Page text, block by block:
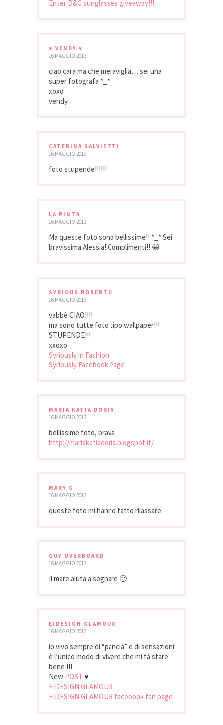
Enter D&G sunglasses giveaway!!!
♥ VENDY ♥
16 MAGGIO 2013
ciao cara ma che meraviglia….sei una
super fotografa *_*
xoxo
vendy
CATERINA SALVIETTI
16 MAGGIO 2013
foto stupende!!!!!!
LA PINTA
16 MAGGIO 2013
Ma queste foto sono bellissime!! *_* Sei
bravissima Alessia! Complimenti!! 😀
SYRIOUS ROBERTO
16 MAGGIO 2013
vabbè CIAO!!!!
ma sono tutte foto tipo wallpaper!!!
STUPENDE!!!
xxoxo
Syriously in Fashion
Syriously Facebook Page
MARIA KATIA DORIA
16 MAGGIO 2013
bellissime foto, brava
http://mariakatiadoria.blogspot.it/
MARY G
16 MAGGIO 2013
queste foto mi hanno fatto rilassare
GUY OVERBOARD
16 MAGGIO 2013
Il mare aiuta a sognare 🙂
EIDESIGN GLAMOUR
16 MAGGIO 2013
io vivo sempre di “pancia” e di sensazioni
è l’unico modo di vivere che mi fà stare
bene !!!
New POST ♥
EIDESIGN GLAMOUR
EIDESIGN GLAMOUR facebook fan page